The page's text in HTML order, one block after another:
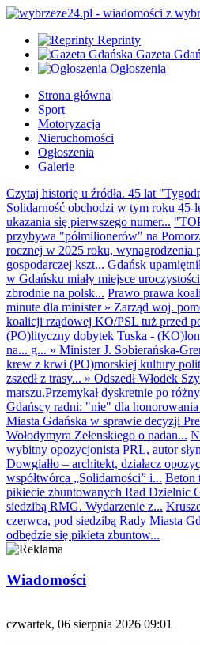
Reprinty
Gazeta
Ogłoszenia
Strona główna
Sport
Motoryzacja
Nieruchomości
Ogłoszenia
Galerie
Czytaj historię u źródła. 45 lat
Solidarność obchodzi w tym roku 45-
ukazania się pierwszego numer...
przybywa "półmilionerów" na
rocznej w 2025 roku, wynagrodzenia
gospodarczej kszt... Gdańsk
w Gdańsku miały miejsce
zbrodnie na polsk... Prawo prawa
minute dla minister» Zarząd woj.
koalicji rządowej KO/PSL tuż przed
(PO)lityczny dobytek Tuska -
na... g... » Minister J. Sobierańska-
krew z krwi (PO)morskiej kultury
zszedł z trasy... » Odszedł Włodek
marszu.Przemykał dyskretnie po
Gdańscy radni: "nie" dla
Miasta Gdańska w sprawie decyzji
Wołodymyra Zełenskiego o nadan...
wybitny opozycjonista PRL, autor
Dowgiałło – architekt, działacz
współtwórca „Solidarności” i... Beton
pikiecie zbuntowanych Rad Dzielnic
siedzibą RMG. Wydarzenie z...
czerwca, pod siedzibą Rady Miasta
odbędzie się pikieta zbuntow...
Wiadomości
czwartek, 06 sierpnia 2026 09:01